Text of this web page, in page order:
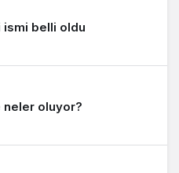
ismi belli oldu
neler oluyor?